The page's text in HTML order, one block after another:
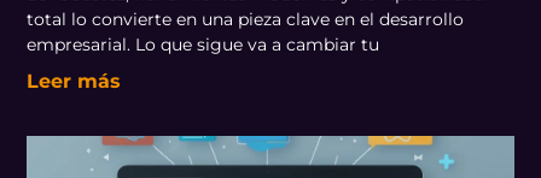
total lo convierte en una pieza clave en el desarrollo
empresarial. Lo que sigue va a cambiar tu
Leer más